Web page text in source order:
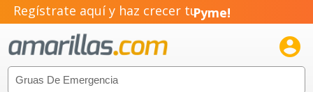
Regístrate aquí y haz crecer tuNegocio!
Emprendimiento!
